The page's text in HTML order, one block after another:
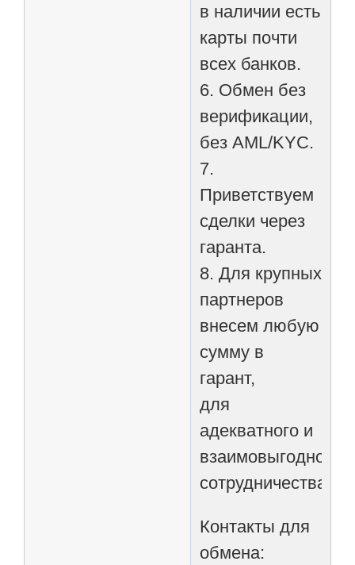
в наличии есть
карты почти
всех банков.
6. Обмен без
верификации,
без AML/KYC.
7.
Приветствуем
сделки через
гаранта.
8. Для крупных
партнеров
внесем любую
сумму в
гарант,
для
адекватного и
взаимовыгодного
сотрудничества.
Контакты для
обмена: